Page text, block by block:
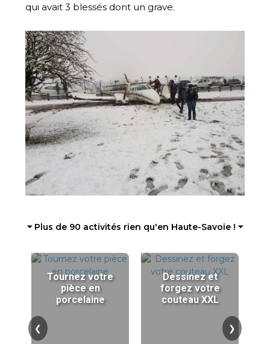
qui avait 3 blessés dont un grave.
⏷ Plus de 90 activités rien qu'en Haute-Savoie ! ⏷
Tournez votre
pièce en
porcelaine
Dessinez et
forgez votre
couteau XXL
❮ ❯